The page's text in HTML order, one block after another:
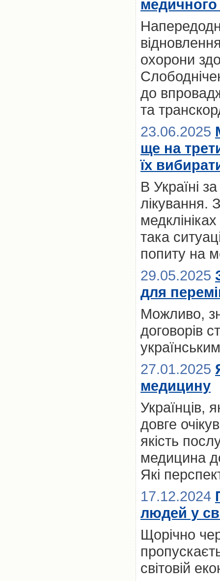
медичного
охорони
до
та
23.06.2025
ще на
їх
В Україні
лікування.
така
попиту на
29.05.2025
для
Можливо,
договорів
27.01.2025
медицину
Українців,
довге
якість
медицина
Які
17.12.2024
людей у
Щорічно
світовій